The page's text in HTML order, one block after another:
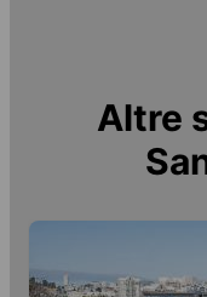
Altre